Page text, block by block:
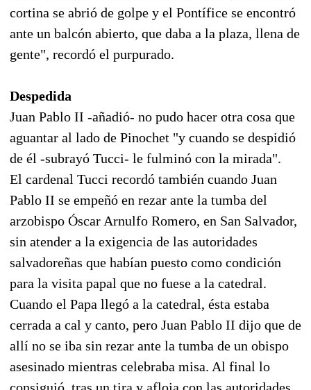
cortina se abrió de golpe y el Pontífice se encontró
ante un balcón abierto, que daba a la plaza, llena de
gente", recordó el purpurado.
Despedida
Juan Pablo II -añadió- no pudo hacer otra cosa que
aguantar al lado de Pinochet "y cuando se despidió
de él -subrayó Tucci- le fulminó con la mirada".
El cardenal Tucci recordó también cuando Juan
Pablo II se empeñó en rezar ante la tumba del
arzobispo Óscar Arnulfo Romero, en San Salvador,
sin atender a la exigencia de las autoridades
salvadoreñas que habían puesto como condición
para la visita papal que no fuese a la catedral.
Cuando el Papa llegó a la catedral, ésta estaba
cerrada a cal y canto, pero Juan Pablo II dijo que de
allí no se iba sin rezar ante la tumba de un obispo
asesinado mientras celebraba misa. Al final lo